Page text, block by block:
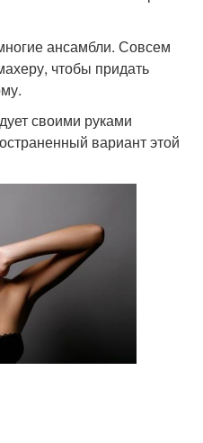
ансамбли. Совсем
чтобы придать
своими руками
вариант этой